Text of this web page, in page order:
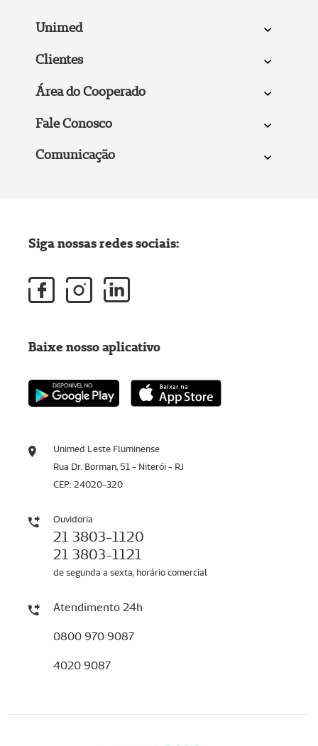
Unimed
Clientes
Área do Cooperado
Fale Conosco
Comunicação
Unimed Leste Fluminense
Rua Dr. Borman, 51 - Niterói - RJ
CEP: 24020-320
Ouvidoria
21 3803-1120
21 3803-1121
de segunda a sexta, horário comercial
Atendimento 24h
0800 970 9087
4020 9087
Siga nossas redes sociais:
Baixe nosso aplicativo